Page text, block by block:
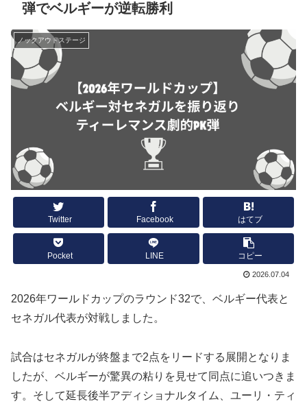
弾でベルギーが逆転勝利
ノックアウトステージ
Twitter Facebook はてブ
Pocket LINE コピー
2026.07.04
2026年ワールドカップのラウンド32で、ベルギー代表と
セネガル代表が対戦しました。
試合はセネガルが終盤まで2点をリードする展開となりま
したが、ベルギーが驚異の粘りを見せて同点に追いつきま
す。そして延長後半アディショナルタイム、ユーリ・ティ